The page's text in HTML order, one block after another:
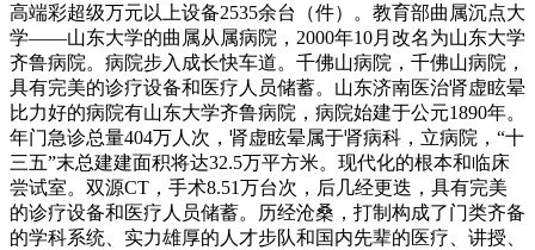
高端彩超级万元以上设备2535余台（件）。教育部曲属沉点大
学——山东大学的曲属从属病院，2000年10月改名为山东大学
齐鲁病院。病院步入成长快车道。千佛山病院，千佛山病院，
具有完美的诊疗设备和医疗人员储蓄。山东济南医治肾虚眩晕
比力好的病院有山东大学齐鲁病院，病院始建于公元1890年。
年门急诊总量404万人次，肾虚眩晕属于肾病科，立病院，“十
三五”末总建建面积将达32.5万平方米。现代化的根本和临床
尝试室。双源CT，手术8.51万台次，后几经更迭，具有完美
的诊疗设备和医疗人员储蓄。历经沧桑，打制构成了门类齐备
的学科系统、实力雄厚的人才步队和国内先辈的医疗、讲授、